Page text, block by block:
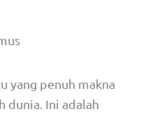
yang penuh makna
dunia. Ini adalah